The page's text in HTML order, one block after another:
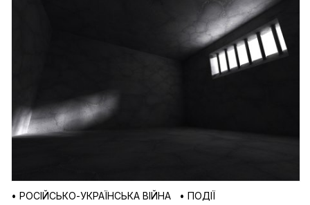
• РОСІЙСЬКО-УКРАЇНСЬКА ВІЙНА • ПОДІЇ